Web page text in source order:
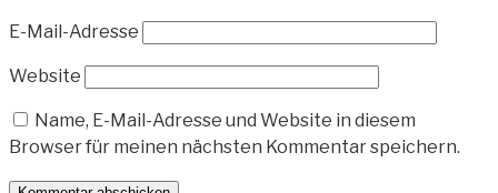
E-Mail-Adresse
Website
Name, E-Mail-Adresse und Website in diesem
Browser für meinen nächsten Kommentar speichern.